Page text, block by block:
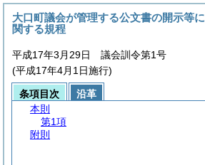
大口町議会が管理する公文書の開示等に
関する規程
平成17年3月29日 議会訓令第1号
(平成17年4月1日施行)
条項目次
沿革
本則
第1項
附則